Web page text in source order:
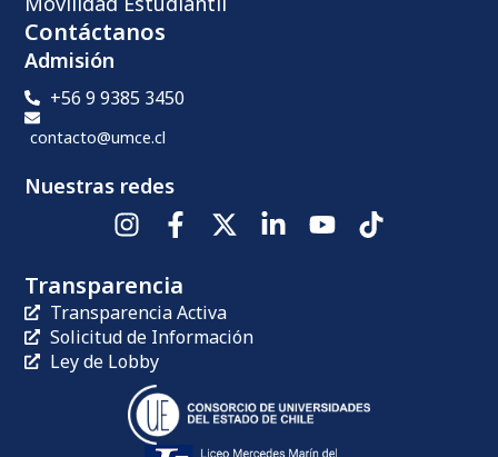
Contáctanos
Admisión
+56 9 9385 3450
contacto@umce.cl
Nuestras redes
Transparencia
Transparencia Activa
Solicitud de Información
Ley de Lobby